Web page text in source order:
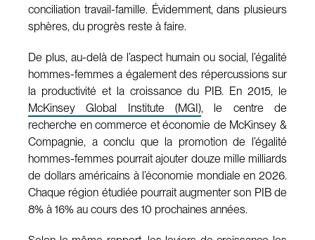
conciliation travail-famille. Évidemment, dans plusieurs
sphères, du progrès reste à faire.
De plus, au-delà de l’aspect humain ou social, l’égalité
hommes-femmes a également des répercussions sur
la productivité et la croissance du PIB. En 2015, le
McKinsey Global Institute (MGI), le centre de
recherche en commerce et économie de McKinsey &
Compagnie, a conclu que la promotion de l’égalité
hommes-femmes pourrait ajouter douze mille milliards
de dollars américains à l’économie mondiale en 2026.
Chaque région étudiée pourrait augmenter son PIB de
8% à 16% au cours des 10 prochaines années.